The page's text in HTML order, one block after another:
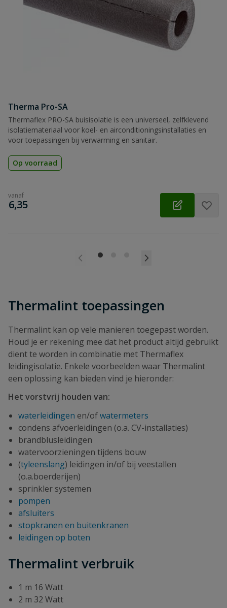
Therma Pro-SA
Thermaflex PRO-SA buisisolatie is een universeel, zelfklevend
isolatiemateriaal voor koel- en airconditioningsinstallaties en
voor toepassingen bij verwarming en sanitair.
Op voorraad
vanaf
€
6,35
Thermalint toepassingen
Thermalint kan op vele manieren toegepast worden.
Houd je er rekening mee dat het product altijd gebruikt
dient te worden in combinatie met Thermaflex
leidingisolatie. Enkele voorbeelden waar Thermalint
een oplossing kan bieden vind je hieronder:
Het vorstvrij houden van:
waterleidingen en/ofwatermeters
condens afvoerleidingen (o.a. CV-installaties)
brandblusleidingen
watervoorzieningen tijdens bouw
(tyleenslang) leidingen in/of bij veestallen
(o.a.boerderijen)
sprinkler systemen
pompen
afsluiters
stopkranen en buitenkranen
leidingen op boten
Thermalint verbruik
1 m 16 Watt
2 m 32 Watt